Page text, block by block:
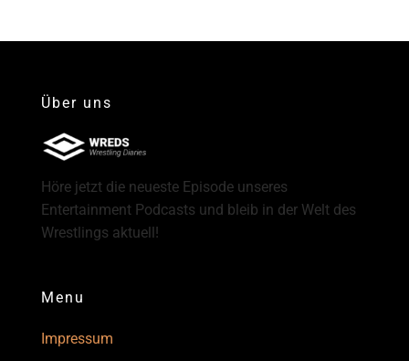
Über uns
Höre jetzt die neueste Episode unseres
Entertainment Podcasts und bleib in der Welt des
Wrestlings aktuell!
Menu
Impressum